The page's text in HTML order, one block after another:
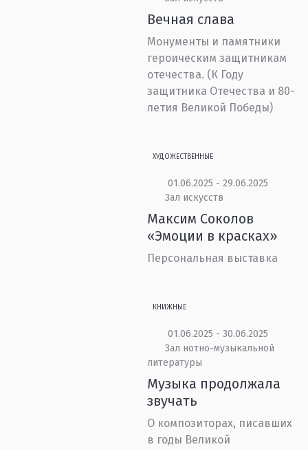
Вечная слава
Монументы и памятники
героическим защитникам
отечества. (К Году
защитника Отечества и 80-
летия Великой Победы)
ХУДОЖЕСТВЕННЫЕ
01.06.2025 - 29.06.2025
Зал искусств
Максим Соколов
«Эмоции в красках»
Персональная выставка
КНИЖНЫЕ
01.06.2025 - 30.06.2025
Зал нотно-музыкальной
литературы
Музыка продолжала
звучать
О композиторах, писавших
в годы Великой